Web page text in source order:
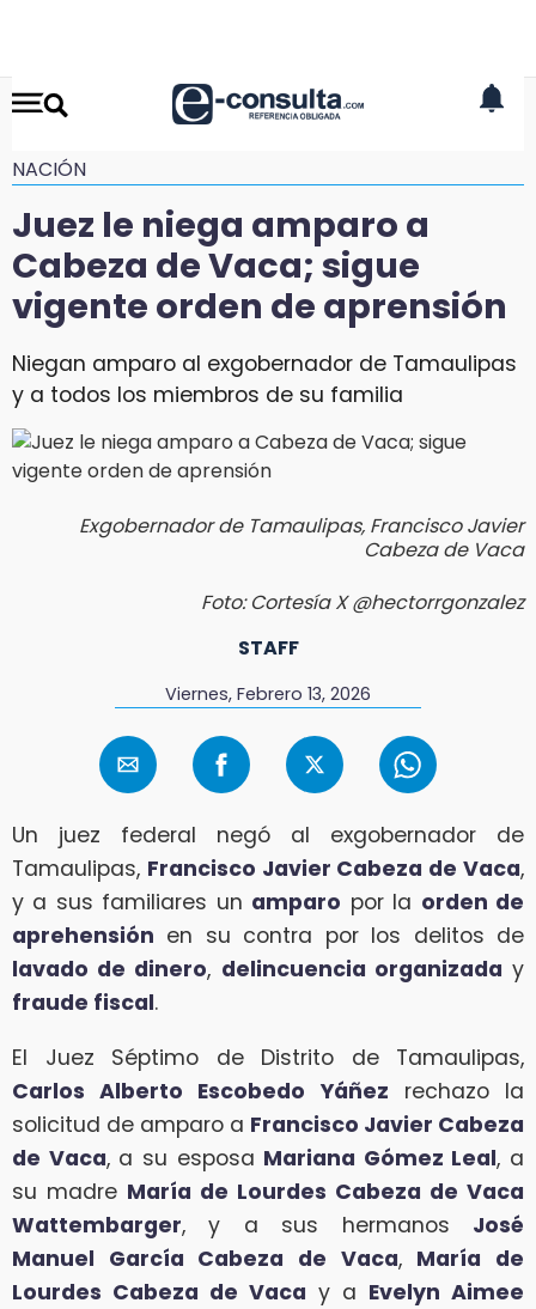
NACIÓN
Juez le niega amparo a
Cabeza de Vaca; sigue
vigente orden de aprensión
Niegan amparo al exgobernador de Tamaulipas
y a todos los miembros de su familia
Exgobernador de Tamaulipas, Francisco Javier
Cabeza de Vaca
Foto: Cortesía X @hectorrgonzalez
STAFF
Viernes, Febrero 13, 2026
Un juez federal negó al exgobernador de
Tamaulipas, Francisco Javier Cabeza de Vaca,
y a sus familiares un amparo por la orden de
aprehensión en su contra por los delitos de
lavado de dinero, delincuencia organizada y
fraude fiscal.
El Juez Séptimo de Distrito de Tamaulipas,
Carlos Alberto Escobedo Yáñez rechazo la
solicitud de amparo a Francisco Javier Cabeza
de Vaca, a su esposa Mariana Gómez Leal, a
su madre María de Lourdes Cabeza de Vaca
Wattembarger, y a sus hermanos José
Manuel García Cabeza de Vaca, María de
Lourdes Cabeza de Vaca y a Evelyn Aimee